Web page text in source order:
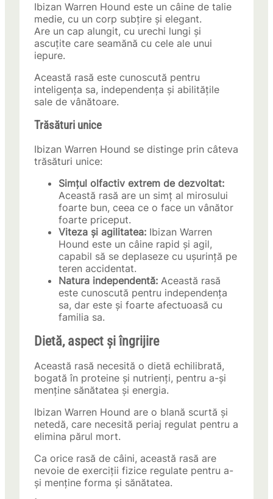
Ibizan Warren Hound este un câine de talie
medie, cu un corp subțire și elegant.
Are un cap alungit, cu urechi lungi și
ascuțite care seamănă cu cele ale unui
iepure.
Această rasă este cunoscută pentru
inteligența sa, independența și abilitățile
sale de vânătoare.
Trăsături unice
Ibizan Warren Hound se distinge prin câteva
trăsături unice:
Simțul olfactiv extrem de dezvoltat:
Această rasă are un simț al mirosului
foarte bun, ceea ce o face un vânător
foarte priceput.
Viteza și agilitatea: Ibizan Warren
Hound este un câine rapid și agil,
capabil să se deplaseze cu ușurință pe
teren accidentat.
Natura independentă: Această rasă
este cunoscută pentru independența
sa, dar este și foarte afectuoasă cu
familia sa.
Dietă, aspect și îngrijire
Această rasă necesită o dietă echilibrată,
bogată în proteine și nutrienți, pentru a-și
menține sănătatea și energia.
Ibizan Warren Hound are o blană scurtă și
netedă, care necesită periaj regulat pentru a
elimina părul mort.
Ca orice rasă de câini, această rasă are
nevoie de exerciții fizice regulate pentru a-
și menține forma și sănătatea.